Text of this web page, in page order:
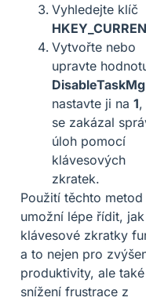
Vyhledejte klíč
Vytvořte nebo
upravte
nastavte ji na 1,
se zakázal
úloh pomocí
klávesových
zkratek.
Použití těchto metod
umožní lépe řídit, jak
klávesové zkratky
a to nejen pro
produktivity, ale
snížení frustrace z